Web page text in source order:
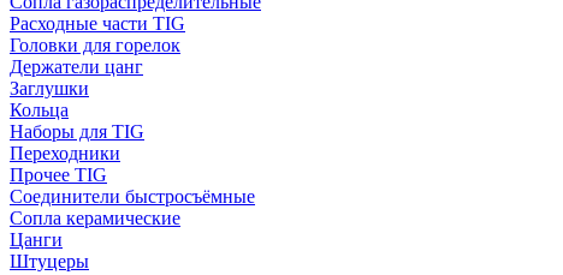
Расходные части TIG
Головки для горелок
Держатели цанг
Заглушки
Кольца
Наборы для TIG
Переходники
Прочее TIG
Соединители быстросъёмные
Сопла керамические
Цанги
Штуцеры